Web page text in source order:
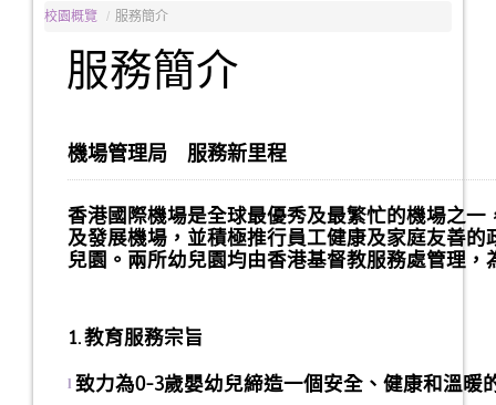
校園概覽 / 服務簡介
服務簡介
機場管理局 服務新里程
香港國際機場是全球最優秀及最繁忙的機場之
及發展機場，並積極推行員工健康及家庭友善
兒園。兩所幼兒園均由香港基督教服務處管理
1. 教育服務宗旨
l 致力為0-3歲嬰幼兒締造一個安全、健康和溫暖